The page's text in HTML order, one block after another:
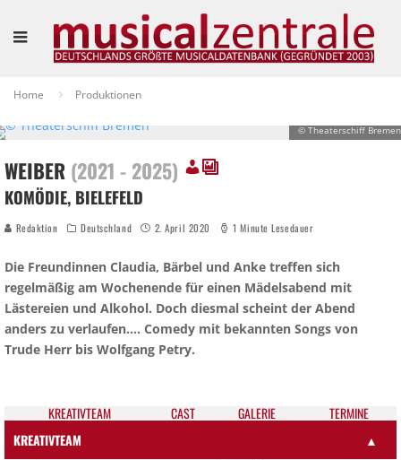
Home Produktionen
© Theaterschiff Bremen
WEIBER (2021 - 2025)
KOMÖDIE, BIELEFELD
Redaktion Deutschland 2. April 2020 1 Minute Lesedauer
Die Freundinnen Claudia, Bärbel und Anke treffen sich
regelmäßig am Wochenende für einen Mädelsabend mit
Lästereien und Alkohol. Doch diesmal scheint der Abend
anders zu verlaufen…. Comedy mit bekannten Songs von
Trude Herr bis Wolfgang Petry.
KREATIV­TEAM CAST GALE­RIE
TER­MI­NE
KREATIVTEAM
▲